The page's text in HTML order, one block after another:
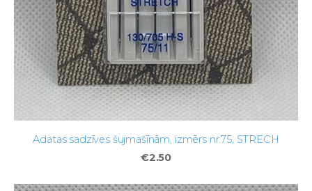
Adatas sadzīves šujmašīnām, izmērs nr.75, STRECH
€2.50